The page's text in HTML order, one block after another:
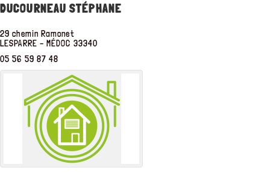
DUCOURNEAU STÉPHANE
29 chemin Ramonet
LESPARRE – MÉDOC 33340
05 56 59 87 48